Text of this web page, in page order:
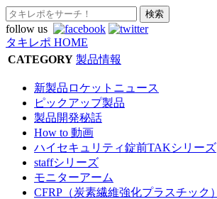
follow us
タキレポ HOME
CATEGORY 製品情報
新製品ロケットニュース
ピックアップ製品
製品開発秘話
How to 動画
ハイセキュリティ錠前TAKシリーズ
staffシリーズ
モニターアーム
CFRP（炭素繊維強化プラスチック）